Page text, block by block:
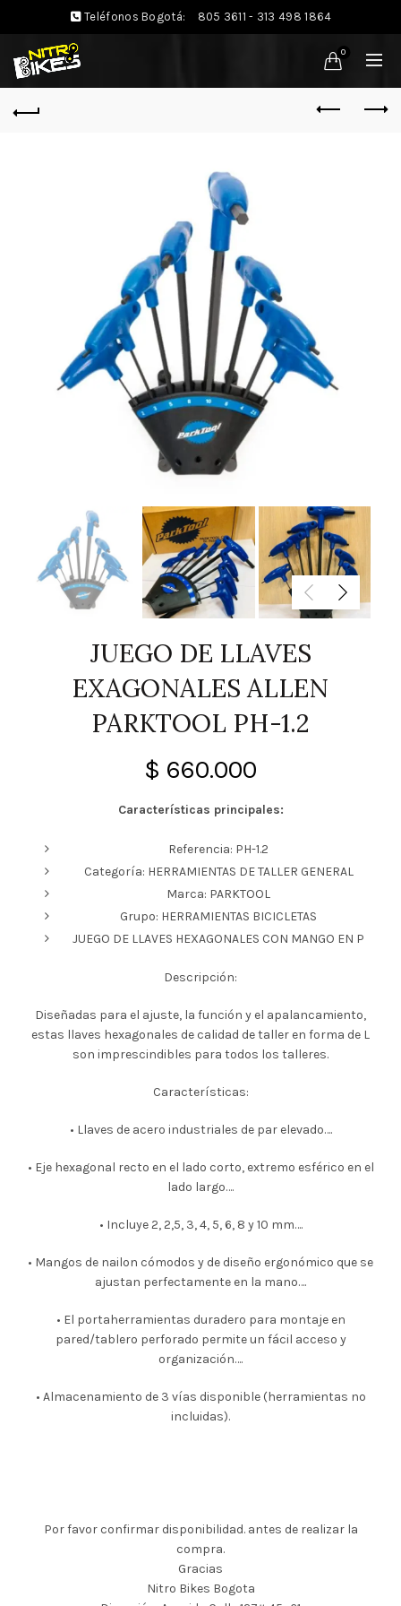
Teléfonos Bogotá: 805 3611 - 313 498 1864
0
JUEGO DE LLAVES
EXAGONALES ALLEN
PARKTOOL PH-1.2
$ 660.000
Características principales:
Referencia: PH-1.2
Categoría: HERRAMIENTAS DE TALLER GENERAL
Marca: PARKTOOL
Grupo: HERRAMIENTAS BICICLETAS
JUEGO DE LLAVES HEXAGONALES CON MANGO EN P
Descripción:
Diseñadas para el ajuste, la función y el apalancamiento,
estas llaves hexagonales de calidad de taller en forma de L
son imprescindibles para todos los talleres.
Características:
• Llaves de acero industriales de par elevado….
• Eje hexagonal recto en el lado corto, extremo esférico en el
lado largo….
• Incluye 2, 2,5, 3, 4, 5, 6, 8 y 10 mm….
• Mangos de nailon cómodos y de diseño ergonómico que se
ajustan perfectamente en la mano….
• El portaherramientas duradero para montaje en
pared/tablero perforado permite un fácil acceso y
organización….
• Almacenamiento de 3 vías disponible (herramientas no
incluidas).
Por favor confirmar disponibilidad. antes de realizar la
compra.
Gracias
Nitro Bikes Bogota